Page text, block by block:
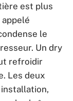
est plus
le
Un dry
refroidir
Les deux